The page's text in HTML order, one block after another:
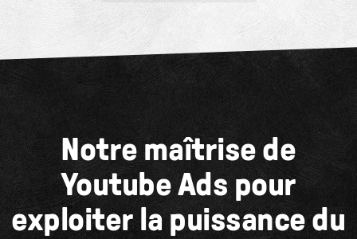
Notre maîtrise de
Youtube Ads pour
exploiter la puissance du